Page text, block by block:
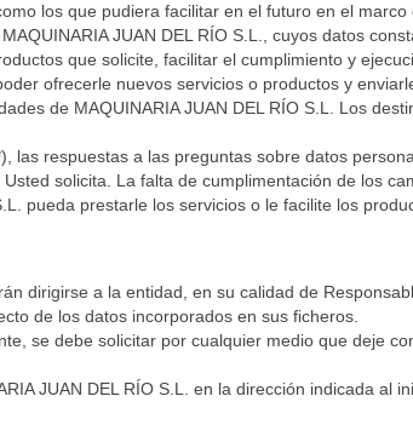
los que pudiera facilitar en el futuro en el
JUAN DEL RÍO S.L., cuyos datos
que solicite, facilitar el cumplimiento y
ofrecerle nuevos servicios o productos y
de MAQUINARIA JUAN DEL RÍO S.L. Los
respuestas a las preguntas sobre datos
solicita. La falta de cumplimentación de los
pueda prestarle los servicios o le facilite los
dirigirse a la entidad, en su calidad de
de los datos incorporados en sus ficheros.
se debe solicitar por cualquier medio que deje
JUAN DEL RÍO S.L. en la dirección indicada al